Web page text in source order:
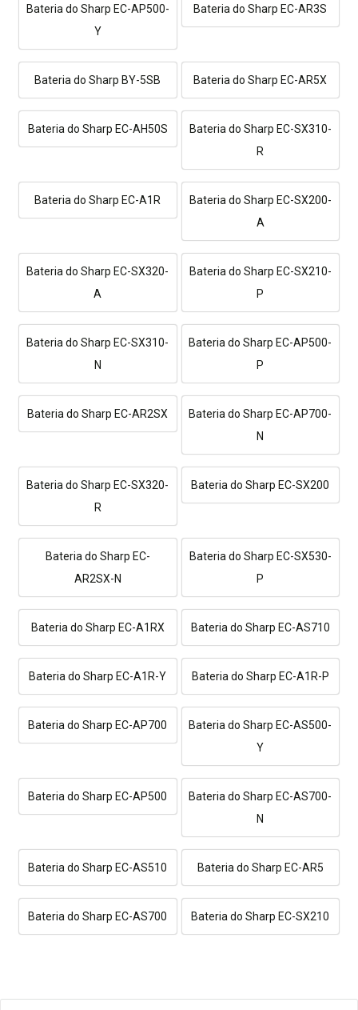
Bateria do Sharp EC-AP500-
Y
Bateria do Sharp EC-AR3S
Bateria do Sharp BY-5SB Bateria do Sharp EC-AR5X
Bateria do Sharp EC-AH50S
Bateria do Sharp EC-SX310-
R
Bateria do Sharp EC-A1R
Bateria do Sharp EC-SX200-
A
Bateria do Sharp EC-SX320-
A
Bateria do Sharp EC-SX210-
P
Bateria do Sharp EC-SX310-
N
Bateria do Sharp EC-AP500-
P
Bateria do Sharp EC-AR2SX
Bateria do Sharp EC-AP700-
N
Bateria do Sharp EC-SX320-
R
Bateria do Sharp EC-SX200
Bateria do Sharp EC-
AR2SX-N
Bateria do Sharp EC-SX530-
P
Bateria do Sharp EC-A1RX Bateria do Sharp EC-AS710
Bateria do Sharp EC-A1R-Y Bateria do Sharp EC-A1R-P
Bateria do Sharp EC-AP700
Bateria do Sharp EC-AS500-
Y
Bateria do Sharp EC-AP500
Bateria do Sharp EC-AS700-
N
Bateria do Sharp EC-AS510 Bateria do Sharp EC-AR5
Bateria do Sharp EC-AS700 Bateria do Sharp EC-SX210